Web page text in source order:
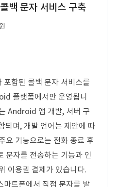
백 문자 서비스 구축
포함된 콜백 문자 서비스를
플랫폼에서만 운영됩니
Android 앱 개발, 서버 구
되며, 개발 언어는 제안에 따
요 기능으로는 전화 종료 후
문자를 전송하는 기능과 인
이용권 결제가 있습니다.
마트폰에서 직접 문자를 발